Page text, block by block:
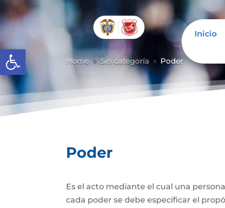
Abrir barra de herramientas
Inicio
Home 9 Sin categoría 9 Poder
Poder
Es el acto mediante el cual una
cada poder se debe especificar el